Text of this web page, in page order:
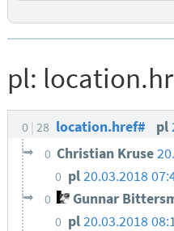
pl:
0 28 location.href# pl
0 Christian Kruse
0 pl20.03.2018
0 Gunnar
0 pl20.03.2018